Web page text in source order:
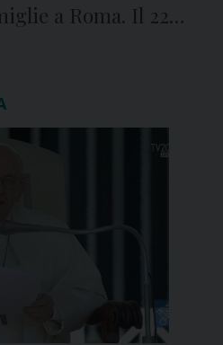
a Roma. Il 22